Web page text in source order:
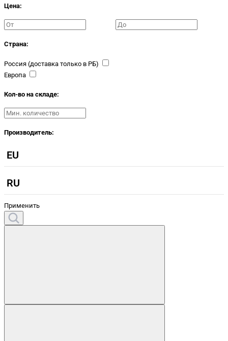
Цена:
Страна:
Россия (доставка только в РБ)
Европа
Кол-во на складе:
Производитель:
EU
RU
Применить